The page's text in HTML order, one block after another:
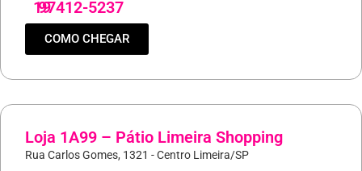
19
97412-5237
COMO CHEGAR
Loja 1A99 – Pátio Limeira Shopping
Rua Carlos Gomes, 1321 - Centro Limeira/SP